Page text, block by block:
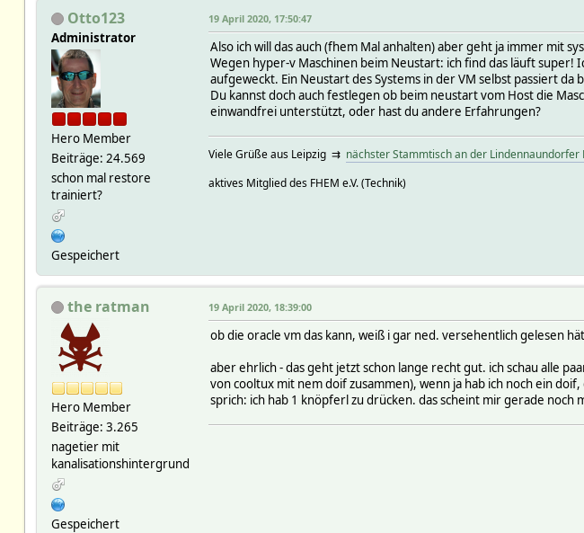
Otto123
Administrator
Hero Member
Beiträge: 24.569
schon mal restore
trainiert?
Gespeichert
19 April 2020, 17:50:47
Also ich will das auch (fhem Mal anhalten) aber geht ja immer mit
Wegen hyper-v Maschinen beim Neustart: ich find das läuft
aufgeweckt. Ein Neustart des Systems in der VM selbst passiert da
Du kannst doch auch festlegen ob beim neustart vom Host die
einwandfrei unterstützt, oder hast du andere Erfahrungen?
Viele Grüße aus Leipzig ⇉ nächster Stammtisch an der Lindennaundorfer
aktives Mitglied des FHEM e.V. (Technik)
the ratman
Hero Member
Beiträge: 3.265
nagetier mit
kanalisationshintergrund
Gespeichert
19 April 2020, 18:39:00
ob die oracle vm das kann, weiß i gar ned. versehentlich gelesen
aber ehrlich - das geht jetzt schon lange recht gut. ich schau alle
von cooltux mit nem doif zusammen), wenn ja hab ich noch ein
sprich: ich hab 1 knöpferl zu drücken. das scheint mir gerade noch